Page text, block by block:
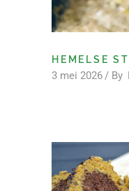
HEMELSE
3 mei 2026 By